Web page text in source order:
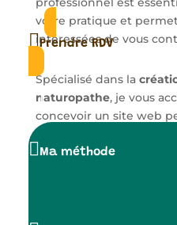
Prendre RDV

Ma méthode
votre pratique et
intéressées de vous
Spécialisé dans la
naturopathe, je vous
concevoir un site web
et optimisé pour le
de vous aider à vous
Pourquoi un